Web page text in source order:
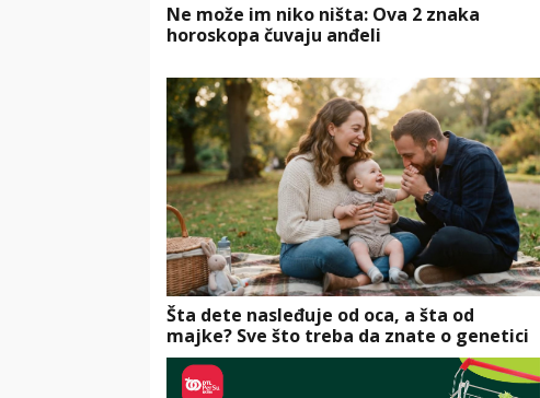
Ne može im niko ništa: Ova 2 znaka
horoskopa čuvaju anđeli
Šta dete nasleđuje od oca, a šta od
majke? Sve što treba da znate o genetici